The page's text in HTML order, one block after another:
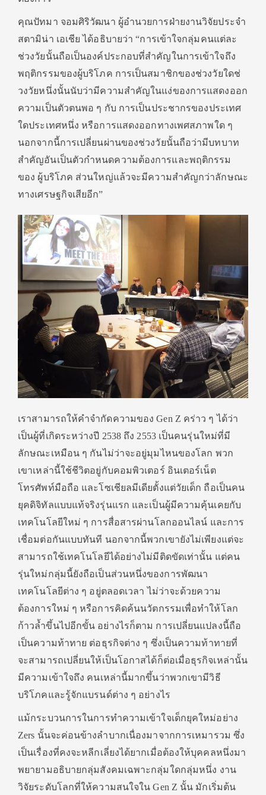
คุณปัทมา จอมศิริวัฒนา ผู้อำนวยการฝ่ายงานวิจัยประจำ
สตามิน่า เอเชีย ได้อธิบายว่า “การเข้าใจกลุ่มคนแต่ละ
ช่วงวัยนั้นถือเป็นองค์ประกอบที่สำคัญในการเข้าใจถึง
พฤติกรรมของผู้บริโภค การเป็นสมาชิกของช่วงวัยใดช่
วงวัยหนึ่งนั้นนับว่ามีความสำคัญในแง่ของการแสดงออก
ความเป็นตัวตนพอ ๆ กับ การเป็นประชากรของประเทศ
ใดประเทศหนึ่ง หรือการแสดงออกทางเพศสภาพใด ๆ
นอกจากนี้การเปลี่ยนผ่านของช่วงวัยนั้นถือว่ามีบทบาท
สำคัญอันเป็นตัวกำหนดความต้องการและพฤติกรรม
ของ ผู้บริโภค ส่วนใหญ่แล้วจะมีความสำคัญกว่าลักษณะ
ทางเศรษฐกิจเสียอีก”
เราสามารถให้คำจำกัดความของ Gen Z คร่าว ๆ ได้ว่า
เป็นผู้ที่เกิดระหว่างปี 2538 ถึง 2553 เป็นคนรุ่นใหม่ที่มี
ลักษณะเหมือน ๆ กันไม่ว่าจะอยู่มุมไหนของโลก พวก
เขาเหล่านี้ใช้ชีวิตอยู่กับคอมพิวเตอร์ อินเตอร์เน็ต
โทรศัพท์มือถือ และโซเชียลมีเดียตั้งแต่วัยเด็ก ถือเป็นคน
ยุคดิจิทัลแบบแท้จริงรุ่นแรก และเป็นผู้มีความคุ้นเคยกับ
เทคโนโลยีใหม่ ๆ การสื่อสารผ่านโลกออนไลน์ และการ
เชื่อมต่อกันแบบทันที นอกจากนี้พวกเขายังไม่เพียงแต่จะ
สามารถใช้เทคโนโลยีได้อย่างไม่มีติดขัดเท่านั้น แต่คน
รุ่นใหม่กลุ่มนี้ยังถือเป็ นส่วนหนึ่งของการพัฒนา
เทคโนโลยีต่าง ๆ อยู่ตลอดเวลา ไม่ว่าจะด้วยความ
ต้องการใหม่ ๆ หรือการคิดค้นนวัตกรรมเพื่อทำให้โลก
ก้าวล้ำขึ้นไปอีกขั้น อย่างไรก็ตาม การเปลี่ยนแปลงนี้ถือ
เป็นความท้าทาย ต่อธุรกิจต่าง ๆ ซึ่งเป็นความท้าทายที่
จะสามารถเปลี่ยนให้เป็นโอกาสได้ก็ต่อเมื่อธุรกิจเหล่านั้น
มีความเข้าใจถึง คนเหล่านี้มากขึ้นว่าพวกเขามีวิธี
บริโภคและรู้จักแบรนด์ต่าง ๆ อย่างไร
แม้กระบวนการในการทำความเข้าใจเด็กยุคใหม่อย่าง
Zers นั้นจะค่อนข้างลำบากเนื่องมาจากการเหมารวม ซึ่ง
เป็นเรื่องที่คงจะหลีกเลี่ยงได้ยากเมื่อต้องให้บุคคลหนึ่งมา
พยายามอธิบายกลุ่มสังคมเฉพาะกลุ่มใดกลุ่มหนึ่ง งาน
วิจัยระดับโลกที่ให้ความสนใจใน Gen Z นั้น มักเริ่มต้น